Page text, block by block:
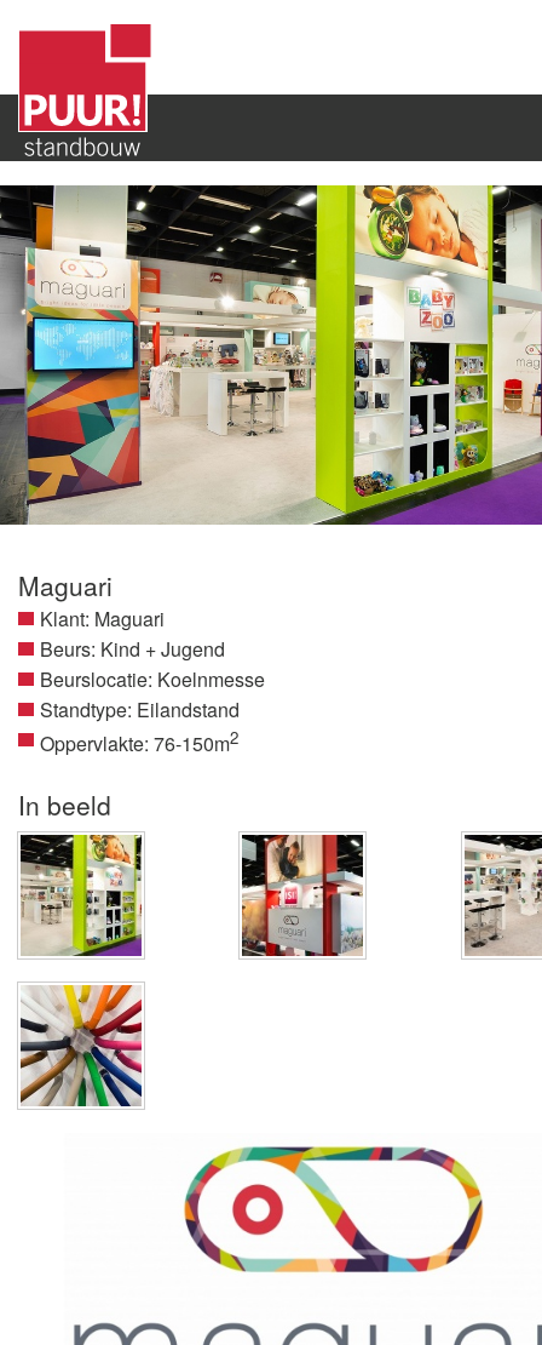
Maguari
Klant: Maguari
Beurs: Kind + Jugend
Beurslocatie: Koelnmesse
Standtype: Eilandstand
Oppervlakte: 76-150m2
In beeld